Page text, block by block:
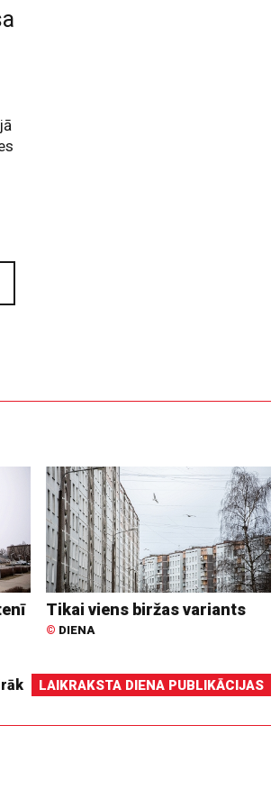
Tikai viens biržas variants
© DIENA
LAIKRAKSTA DIENA PUBLIKĀCIJAS